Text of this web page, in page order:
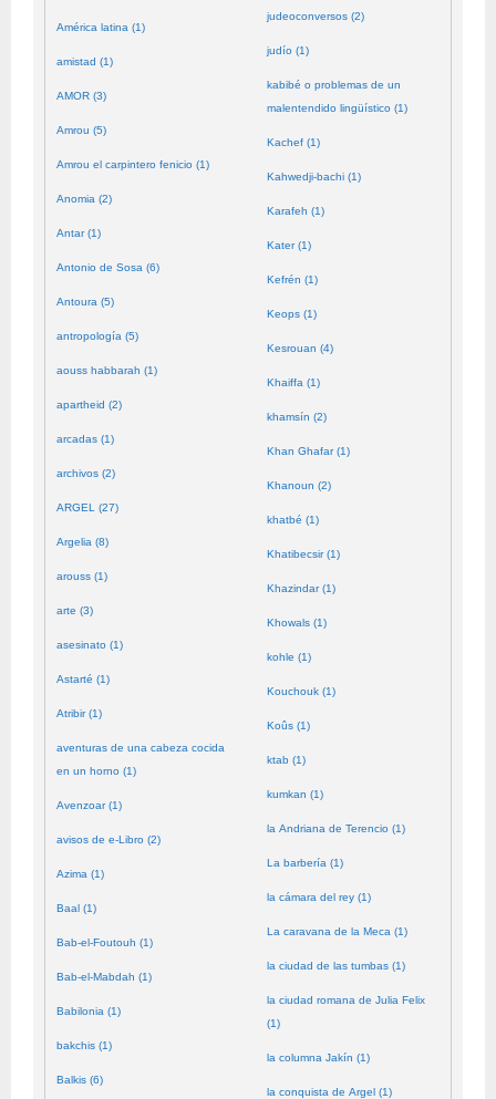
América latina (1)
amistad (1)
AMOR (3)
Amrou (5)
Amrou el carpintero fenicio (1)
Anomia (2)
Antar (1)
Antonio de Sosa (6)
Antoura (5)
antropología (5)
aouss habbarah (1)
apartheid (2)
arcadas (1)
archivos (2)
ARGEL (27)
Argelia (8)
arouss (1)
arte (3)
asesinato (1)
Astarté (1)
Atribir (1)
aventuras de una cabeza cocida
en un horno (1)
Avenzoar (1)
avisos de e-Libro (2)
Azima (1)
Baal (1)
Bab-el-Foutouh (1)
Bab-el-Mabdah (1)
Babilonia (1)
bakchis (1)
Balkis (6)
judeoconversos (2)
judío (1)
kabibé o problemas de un
malentendido lingüístico (1)
Kachef (1)
Kahwedji-bachi (1)
Karafeh (1)
Kater (1)
Kefrén (1)
Keops (1)
Kesrouan (4)
Khaiffa (1)
khamsín (2)
Khan Ghafar (1)
Khanoun (2)
khatbé (1)
Khatibecsir (1)
Khazindar (1)
Khowals (1)
kohle (1)
Kouchouk (1)
Koûs (1)
ktab (1)
kumkan (1)
la Andriana de Terencio (1)
La barbería (1)
la cámara del rey (1)
La caravana de la Meca (1)
la ciudad de las tumbas (1)
la ciudad romana de Julia Felix
(1)
la columna Jakín (1)
la conquista de Argel (1)